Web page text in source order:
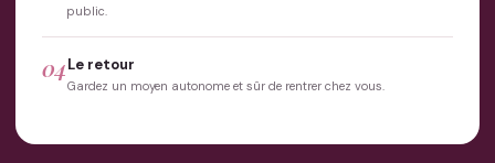
public.
04Le retour
Gardez un moyen autonome et sûr de rentrer chez vous.